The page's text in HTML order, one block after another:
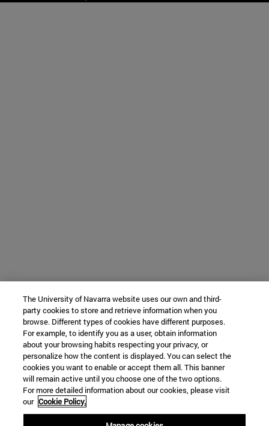
The University of Navarra website uses our own and third-
party cookies to store and retrieve information when you
browse. Different types of cookies have different purposes.
For example, to identify you as a user, obtain information
about your browsing habits respecting your privacy, or
personalize how the content is displayed. You can select the
cookies you want to enable or accept them all. This banner
will remain active until you choose one of the two options.
For more detailed information about our cookies, please visit
our Cookie Policy.